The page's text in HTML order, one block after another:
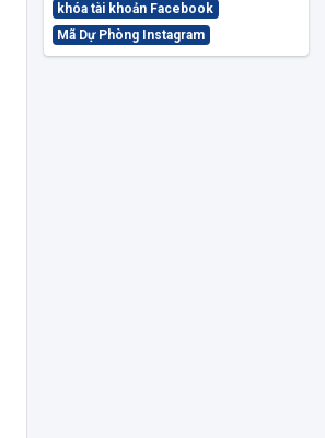
khóa tài khoản Facebook
Mã Dự Phòng Instagram